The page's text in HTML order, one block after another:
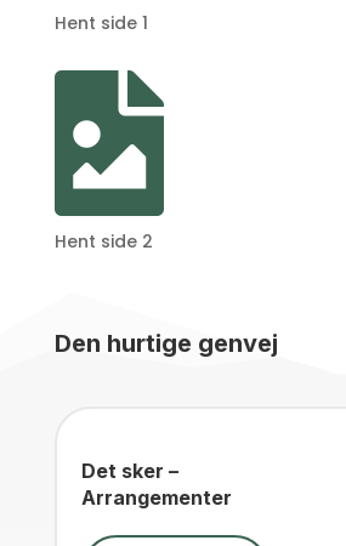
Hent side 1

Hent side 2
Den hurtige genvej
Det sker –
Arrangementer